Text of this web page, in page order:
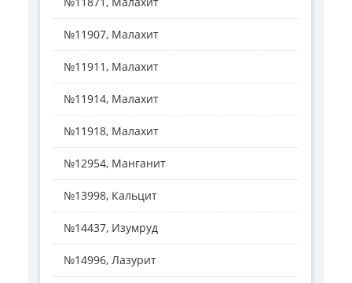
№11907, Малахит
№11911, Малахит
№11914, Малахит
№11918, Малахит
№12954, Манганит
№13998, Кальцит
№14437, Изумруд
№14996, Лазурит